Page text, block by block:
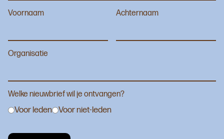
Voornaam Achternaam
Organisatie
Welke nieuwbrief wil je ontvangen?
Voor leden Voor niet-leden